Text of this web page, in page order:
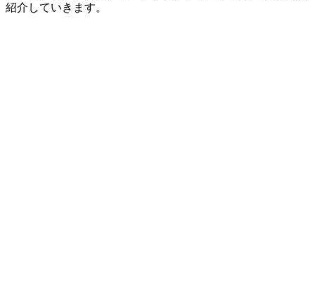
紹介していきます。